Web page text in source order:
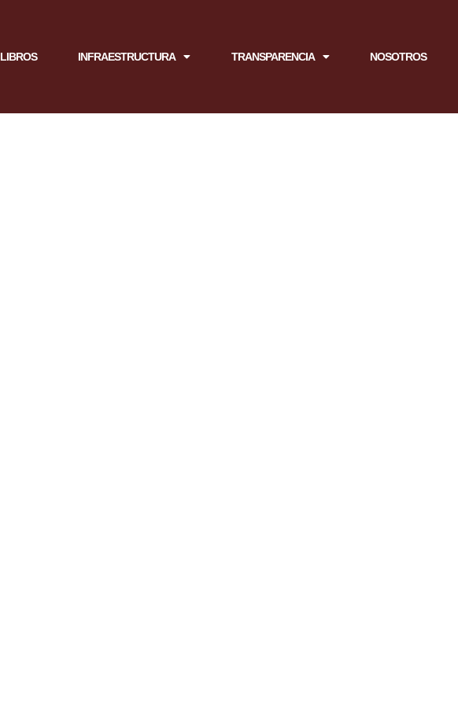
LIBROS INFRAESTRUCTURA TRANSPARENCIA NOSOTROS